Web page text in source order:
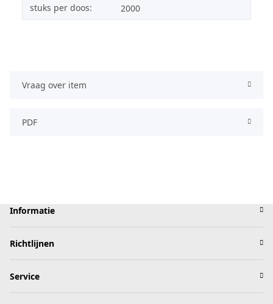
stuks per doos: 2000
Vraag over item
PDF
Informatie
Richtlijnen
Service